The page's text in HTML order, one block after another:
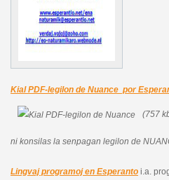
Kial PDF-legilon de Nuance por
(757
ni konsilas la senpagan legilon de
Lingvaj programoj en Esperantoi.a.